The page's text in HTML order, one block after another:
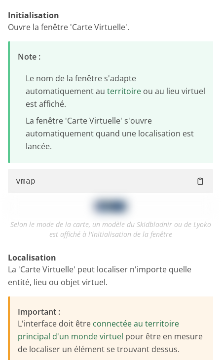
Initialisation
Ouvre la fenêtre 'Carte Virtuelle'.
Note :
Le nom de la fenêtre s'adapte
automatiquement au territoire ou au lieu virtuel
est affiché.
La fenêtre 'Carte Virtuelle' s'ouvre
automatiquement quand une localisation est
lancée.
Selon le mode de la carte, un modèle du Skidbladnir ou de Lyoko
est affiché à l'initialisation de la fenêtre
Localisation
La 'Carte Virtuelle' peut localiser n'importe quelle
entité, lieu ou objet virtuel.
Important :
L'interface doit être connectée au territoire
principal d'un monde virtuel pour être en mesure
de localiser un élément se trouvant dessus.